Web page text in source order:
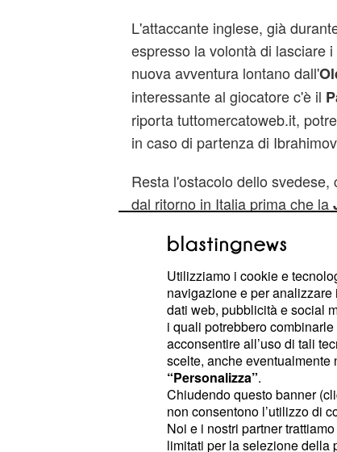
L'attaccante inglese, già
espresso la volontà di lasciare
nuova avventura lontano dall'
interessante al giocatore c'è il
riporta tuttomercatoweb.it,
in caso di partenza di
Resta l'ostacolo dello
dal ritorno in Italia prima che la
Certo, i soldi non
Rooney, ma con la presenza
di ritrovarsi con due prime
e Pastore.
Utilizziamo i cookie e
navigazione e per
dati web, pubblicità e social
i quali potrebbero
acconsentire all’uso di tali
scelte, anche
“Personalizza”.
Chiudendo questo banner
non consentono l’utilizzo di
Noi e i nostri partner
limitati per la selezione della